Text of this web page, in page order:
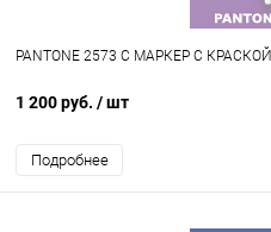
PANTONE 2573 C МАРКЕР С КРАСКОЙ
1 200 руб. / шт
Подробнее